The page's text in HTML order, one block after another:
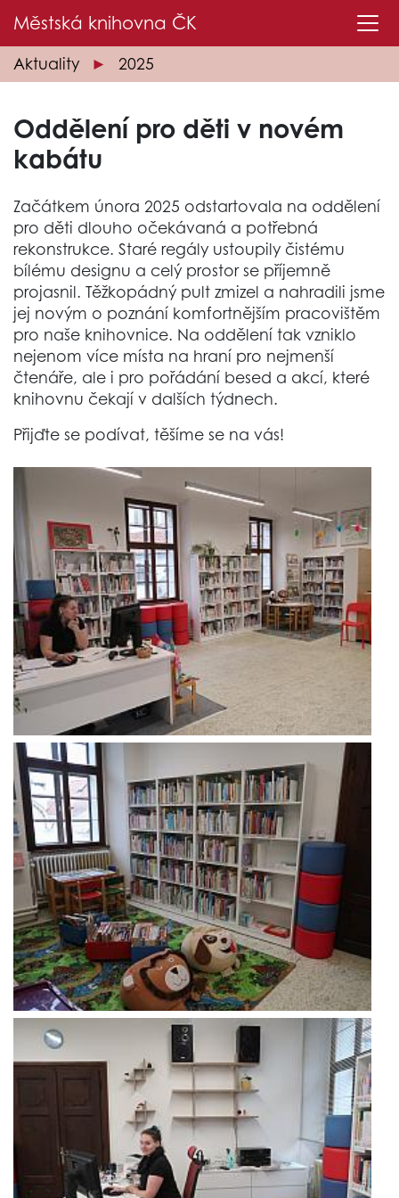
Městská knihovna ČK
Aktuality 2025
Oddělení pro děti v novém
kabátu
Začátkem února 2025 odstartovala na oddělení
pro děti dlouho očekávaná a potřebná
rekonstrukce. Staré regály ustoupily čistému
bílému designu a celý prostor se příjemně
projasnil. Těžkopádný pult zmizel a nahradili jsme
jej novým o poznání komfortnějším pracovištěm
pro naše knihovnice. Na oddělení tak vzniklo
nejenom více místa na hraní pro nejmenší
čtenáře, ale i pro pořádání besed a akcí, které
knihovnu čekají v dalších týdnech.
Přijďte se podívat, těšíme se na vás!